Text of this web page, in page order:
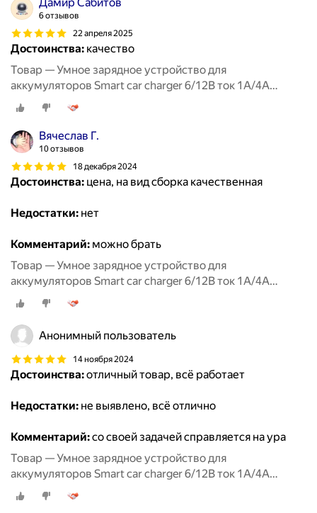
6 отзывов
22 апреля 2025
Достоинства: качество
Товар — Умное зарядное устройство для
аккумуляторов Smart car charger 6/12В ток 1А/4А
RUNWAY
Вячеслав Г.
10 отзывов
18 декабря 2024
Достоинства: цена, на вид сборка качественная
Недостатки: нет
Комментарий: можно брать
Товар — Умное зарядное устройство для
аккумуляторов Smart car charger 6/12В ток 1А/4А
RUNWAY
Анонимный пользователь
14 ноября 2024
Достоинства:отличный товар, всё работает
Недостатки: не выявлено, всё отлично
Комментарий:со своей задачей справляется на ура
Товар — Умное зарядное устройство для
аккумуляторов Smart car charger 6/12В ток 1А/4А
RUNWAY